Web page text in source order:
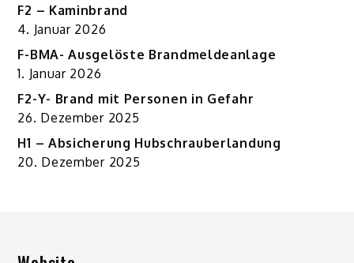
F2 – Kaminbrand
4. Januar 2026
F-BMA- Ausgelöste Brandmeldeanlage
1. Januar 2026
F2-Y- Brand mit Personen in Gefahr
26. Dezember 2025
H1 – Absicherung Hubschrauberlandung
20. Dezember 2025